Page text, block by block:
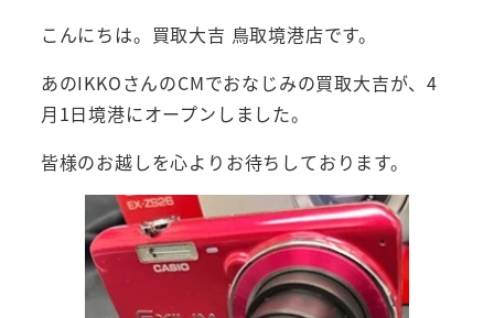
こんにちは。買取大吉 鳥取境港店です。
あのIKKOさんのCMでおなじみの買取大吉が、4
月1日境港にオープンしました。
皆様のお越しを心よりお待ちしております。